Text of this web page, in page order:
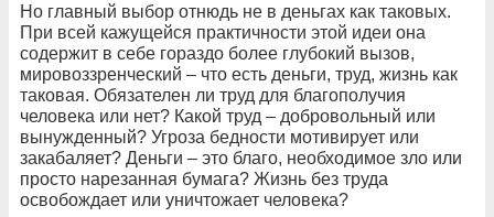
Но главный выбор отнюдь не в деньгах как таковых.
При всей кажущейся практичности этой идеи она
содержит в себе гораздо более глубокий вызов,
мировоззренческий – что есть деньги, труд, жизнь как
таковая. Обязателен ли труд для благополучия
человека или нет? Какой труд – добровольный или
вынужденный? Угроза бедности мотивирует или
закабаляет? Деньги – это благо, необходимое зло или
просто нарезанная бумага? Жизнь без труда
освобождает или уничтожает человека?